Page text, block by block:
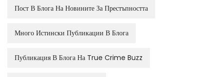
Пост В Блога На Новините За Престъпността
Много Истински Публикации В Блога
Публикация В Блога На True Crime Buzz